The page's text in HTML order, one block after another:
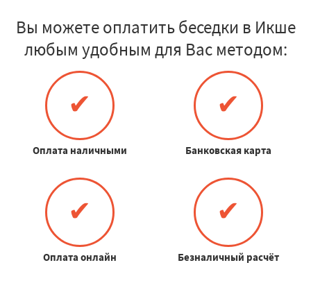
Вы можете оплатить беседки в Икше
любым удобным для Вас методом:
✔
Оплата наличными
✔
Банковская карта
✔
Оплата онлайн
✔
Безналичный расчёт